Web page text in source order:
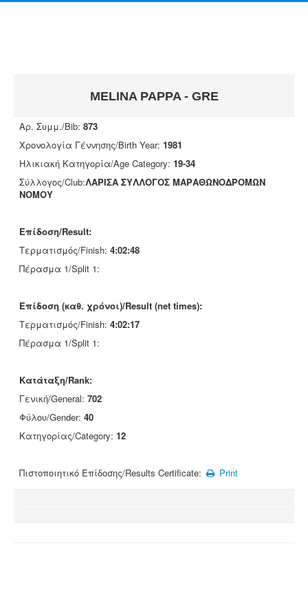
MELINA PAPPA - GRE
Αρ. Συμμ./Bib: 873
Χρονολογία Γέννησης/Birth Year: 1981
Ηλικιακή Κατηγορία/Age Category: 19-34
Σύλλογος/Club:ΛΑΡΙΣΑ ΣΥΛΛΟΓΟΣ ΜΑΡΑΘΩΝΟΔΡΟΜΩΝ
ΝΟΜΟΥ
Επίδοση/Result:
Τερματισμός/Finish: 4:02:48
Πέρασμα 1/Split 1:
Επίδοση (καθ. χρόνοι)/Result (net times):
Τερματισμός/Finish: 4:02:17
Πέρασμα 1/Split 1:
Κατάταξη/Rank:
Γενική/General: 702
Φύλου/Gender: 40
Κατηγορίας/Category: 12
Πιστοποιητικό Επίδοσης/Results Certificate: Print